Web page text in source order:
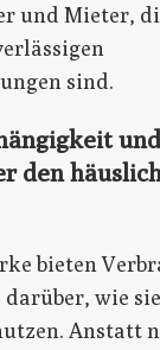
und Mieter,
sind.
den
bieten
wie
Anstatt